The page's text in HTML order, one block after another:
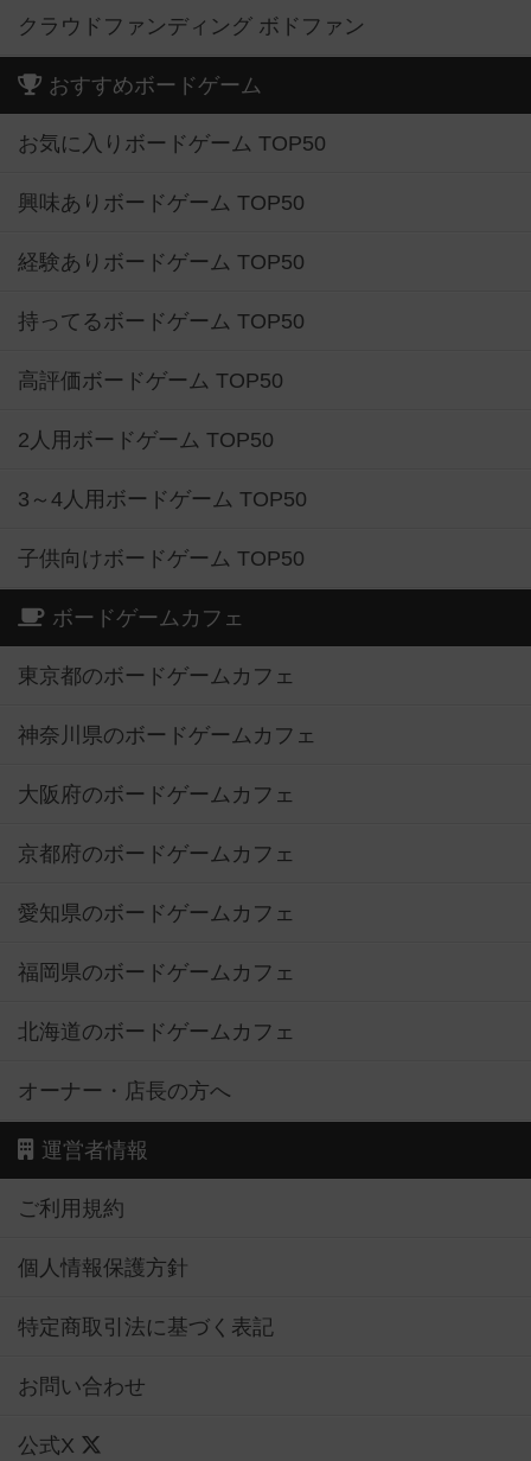
クラウドファンディング ボドファン
おすすめボードゲーム
お気に入りボードゲーム TOP50
興味ありボードゲーム TOP50
経験ありボードゲーム TOP50
持ってるボードゲーム TOP50
高評価ボードゲーム TOP50
2人用ボードゲーム TOP50
3～4人用ボードゲーム TOP50
子供向けボードゲーム TOP50
ボードゲームカフェ
東京都のボードゲームカフェ
神奈川県のボードゲームカフェ
大阪府のボードゲームカフェ
京都府のボードゲームカフェ
愛知県のボードゲームカフェ
福岡県のボードゲームカフェ
北海道のボードゲームカフェ
オーナー・店長の方へ
運営者情報
ご利用規約
個人情報保護方針
特定商取引法に基づく表記
お問い合わせ
公式X